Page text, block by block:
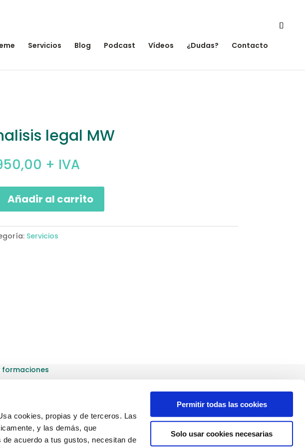
cookies, propias y de terceros. Las
y las demás, que
acuerdo a tus gustos, necesitan de
Permitir todas las cookies
Solo usar cookies necesarias
Servicios Blog Podcast Vídeos ¿Dudas? Contacto
legal MW
+ IVA
Añadir al carrito
Servicios